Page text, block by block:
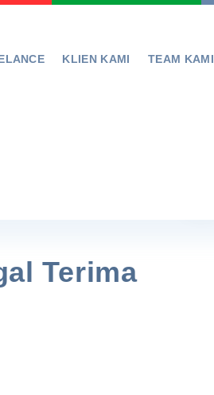
KLIEN KAMI TEAM KAMI
Terima